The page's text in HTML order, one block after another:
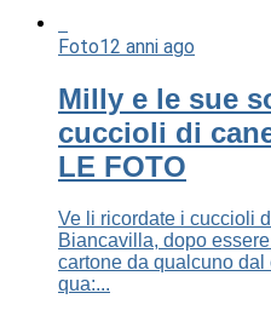
Foto12 anni ago
Milly e le sue
cuccioli di
LE FOTO
Ve li ricordate i cuccioli
Biancavilla, dopo
cartone da qualcuno
qua:...